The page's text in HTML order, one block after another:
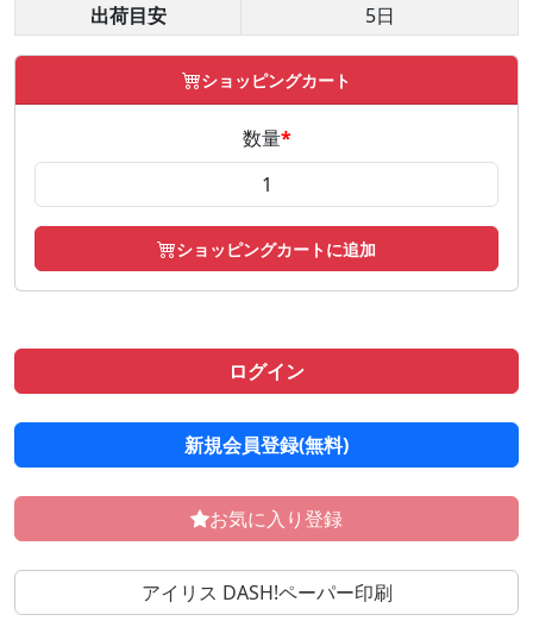
出荷目安
5日
ショッピングカート
数量*
ショッピングカートに追加
ログイン
新規会員登録(無料)
お気に入り登録
アイリス DASH!ペーパー印刷